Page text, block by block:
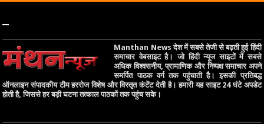
–
Manthan News देश में सबसे तेजी से बढ़ती हुई हिंदी
समाचार वेबसाइट है। जो हिंदी न्यूज साइटों में सबसे
अधिक विश्वसनीय, प्रामाणिक और निष्पक्ष समाचार अपने
समर्पित पाठक वर्ग तक पहुंचाती है। इसकी प्रतिबद्ध
ऑनलाइन संपादकीय टीम हररोज विशेष और विस्तृत कंटेंट देती है। हमारी यह साइट 24 घंटे अपडेट
होती है, जिससे हर बड़ी घटना तत्काल पाठकों तक पहुंच सके।